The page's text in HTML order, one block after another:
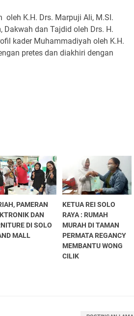
K.H. Drs. Marpuji Ali, M.SI.
dan Tajdid oleh Drs. H.
kader Muhammadiyah oleh K.H.
pretes dan diakhiri dengan
PAMERAN
DAN
DI SOLO
MALL
KETUA REI SOLO
RAYA : RUMAH
MURAH DI TAMAN
PERMATA REGANCY
MEMBANTU WONG
CILIK